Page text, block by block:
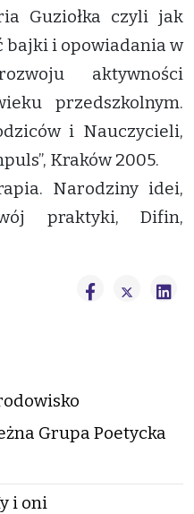
Guziołka czyli jak
bajki i opowiadania w
aktywności
przedszkolnym.
i Nauczycieli,
Kraków 2005.
Narodziny idei,
praktyki, Difin,
Grupa Poetycka
i oni